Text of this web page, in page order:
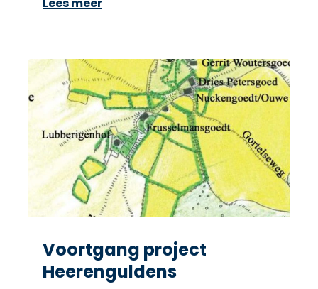
Lees meer
Voortgang project
Heerenguldens